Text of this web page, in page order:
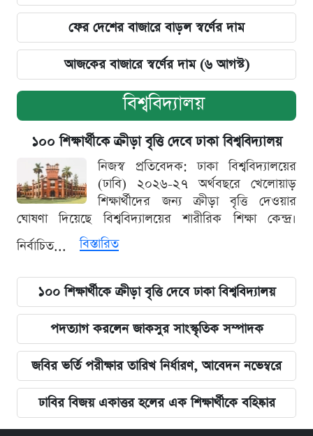
ফের দেশের বাজারে বাড়ল স্বর্ণের দাম
আজকের বাজারে স্বর্ণের দাম (৬ আগস্ট)
বিশ্ববিদ্যালয়
১০০ শিক্ষার্থীকে ক্রীড়া বৃত্তি দেবে ঢাকা বিশ্ববিদ্যালয়
নিজস্ব প্রতিবেদক: ঢাকা বিশ্ববিদ্যালয়ের
(ঢাবি) ২০২৬-২৭ অর্থবছরে খেলোয়াড়
শিক্ষার্থীদের জন্য ক্রীড়া বৃত্তি দেওয়ার
ঘোষণা দিয়েছে বিশ্ববিদ্যালয়ের শারীরিক শিক্ষা কেন্দ্র।
নির্বাচিত...
বিস্তারিত
১০০ শিক্ষার্থীকে ক্রীড়া বৃত্তি দেবে ঢাকা বিশ্ববিদ্যালয়
পদত্যাগ করলেন জাকসুর সাংস্কৃতিক সম্পাদক
জবির ভর্তি পরীক্ষার তারিখ নির্ধারণ, আবেদন নভেম্বরে
ঢাবির বিজয় একাত্তর হলের এক শিক্ষার্থীকে বহিষ্কার